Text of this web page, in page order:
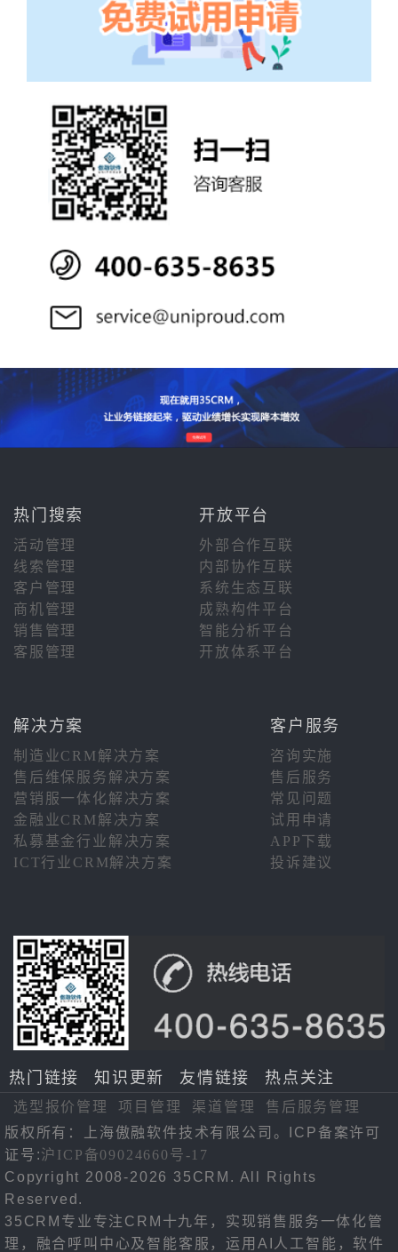
热门搜索 开放平台
活动管理
外部合作互联
线索管理
内部协作互联
客户管理
系统生态互联
商机管理
成熟构件平台
销售管理
智能分析平台
客服管理
开放体系平台
解决方案 客户服务
制造业CRM解决方案
咨询实施
售后维保服务解决方案
售后服务
营销服一体化解决方案
常见问题
金融业CRM解决方案
试用申请
私募基金行业解决方案
APP下载
ICT行业CRM解决方案
投诉建议
热门链接 知识更新 友情链接 热点关注
选型报价管理 项目管理 渠道管理
售后服务管理
版权所有：上海傲融软件技术有限公司。ICP备案许可
证号:沪ICP备09024660号-17
Copyright 2008-2026 35CRM. All Rights
Reserved.
35CRM专业专注CRM十九年，实现销售服务一体化管
理，融合呼叫中心及智能客服，运用AI人工智能，软件